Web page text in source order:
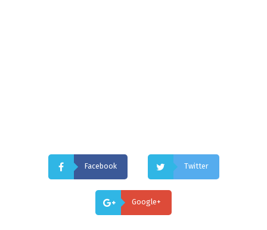
Facebook Twitter
Google+